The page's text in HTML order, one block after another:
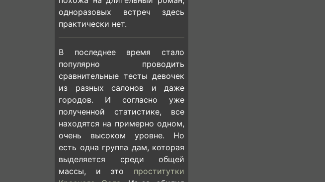
одноразовых встреч здесь
практически нет.
В последнее время стало
популярно проводить
сравнительные тесты девочек
из разных салонов и даже
городов. И согласно уже
полученной статистике, все
находятся на примерно одном,
очень высоком уровне. Но
есть одна группа дам, которая
выделяется среди общей
массы, и это проститутки